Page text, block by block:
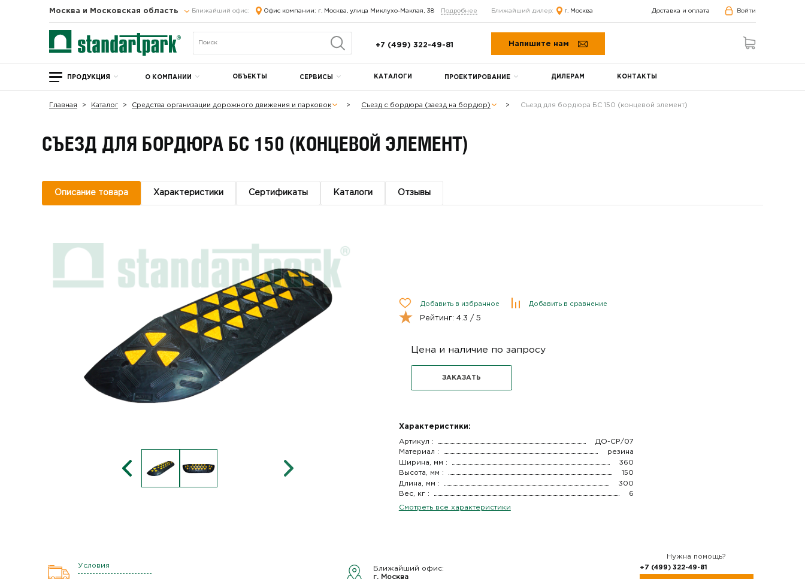
Москва и Московская область Ближайший офис: Офис компании: г. Москва, улица Миклухо-Маклая, 38 Подробнее Ближайший дилер: г. Москва Доставка и оплата Войти
+7 (499) 322-49-81 Напишите нам
ПРОДУКЦИЯ О КОМПАНИИ ОБЪЕКТЫ СЕРВИСЫ КАТАЛОГИ ПРОЕКТИРОВАНИЕ ДИЛЕРАМ КОНТАКТЫ
Главная Каталог Средства организации дорожного движения и парковок Съезд с бордюра (заезд на бордюр) Съезд для бордюра БС 150 (концевой элемент)
СЪЕЗД ДЛЯ БОРДЮРА БС 150 (КОНЦЕВОЙ ЭЛЕМЕНТ)
Описание товара Характеристики Сертификаты Каталоги Отзывы
Добавить в избранное Добавить в сравнение
Рейтинг: 4.3 / 5
Цена и наличие по запросу
ЗАКАЗАТЬ
Характеристики:
Артикул :
ДО-СР/07
Материал :
резина
Ширина, мм :
360
Высота, мм :
150
Длина, мм :
300
Вес, кг :
6
Смотреть все характеристики
Условия
Ближайший офис:
г. Москва
Нужна помощь?
+7 (499) 322-49-81